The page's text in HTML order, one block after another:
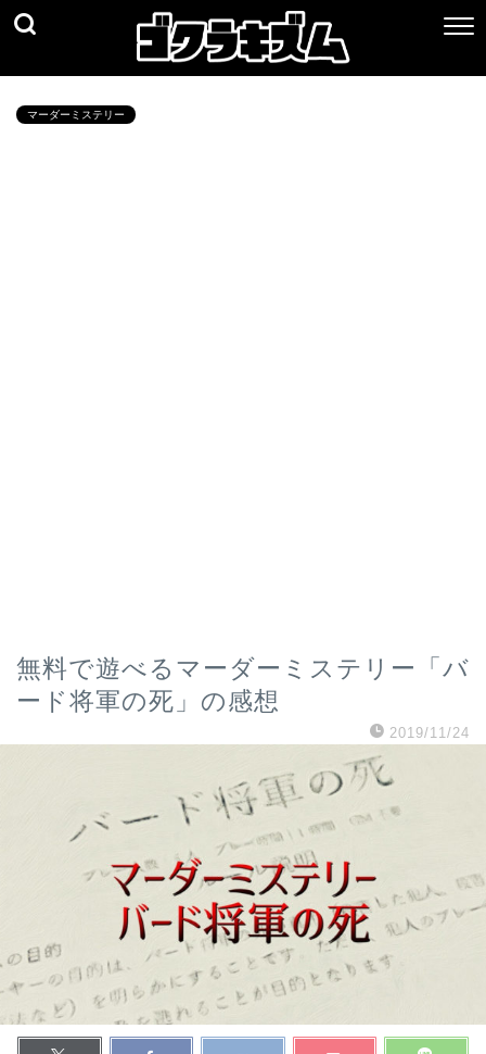
マーダーミステリー
無料で遊べるマーダーミステリー「バ
ード将軍の死」の感想
2019/11/24